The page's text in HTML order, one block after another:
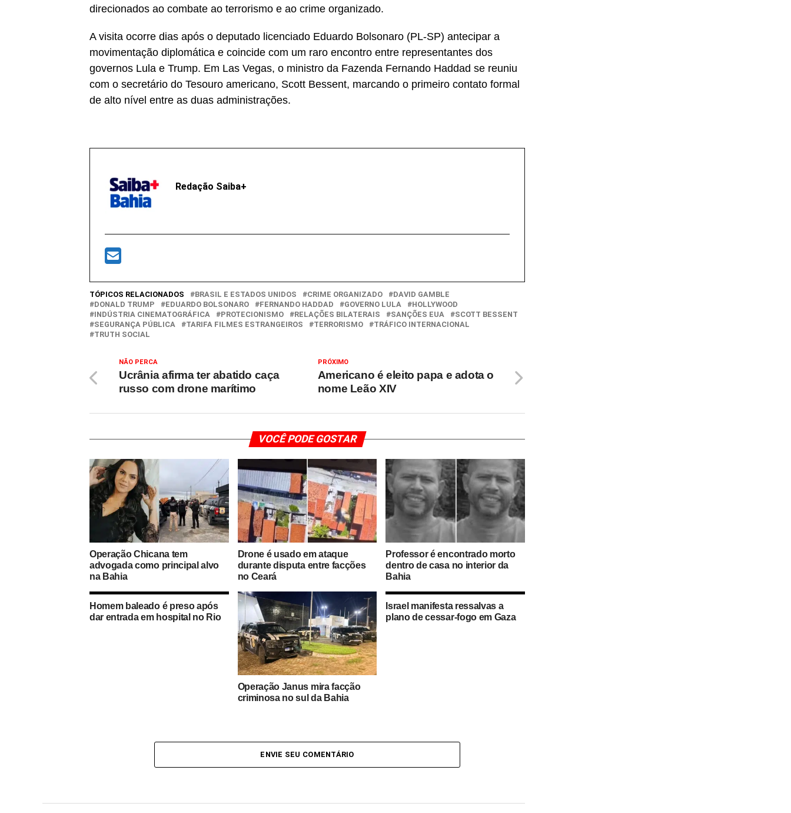
direcionados ao combate ao terrorismo e ao crime organizado.
A visita ocorre dias após o deputado licenciado Eduardo Bolsonaro (PL-SP) antecipar a
movimentação diplomática e coincide com um raro encontro entre representantes dos
governos Lula e Trump. Em Las Vegas, o ministro da Fazenda Fernando Haddad se reuniu
com o secretário do Tesouro americano, Scott Bessent, marcando o primeiro contato formal
de alto nível entre as duas administrações.
Redação Saiba+
TÓPICOS RELACIONADOS BRASIL E ESTADOS UNIDOS CRIME ORGANIZADO
DAVID GAMBLE
DONALD TRUMP
EDUARDO BOLSONARO FERNANDO HADDAD GOVERNO LULA
HOLLYWOOD
INDÚSTRIA CINEMATOGRÁFICA
PROTECIONISMO RELAÇÕES BILATERAIS SANÇÕES EUA
SCOTT BESSENT
SEGURANÇA PÚBLICA
TARIFA FILMES ESTRANGEIROS TERRORISMO
TRÁFICO INTERNACIONAL
TRUTH SOCIAL
PRÓXIMO
Americano é eleito papa e adota o
nome Leão XIV
NÃO PERCA
Ucrânia afirma ter abatido caça
russo com drone marítimo
VOCÊ PODE GOSTAR
Operação Chicana tem
advogada como principal alvo
na Bahia
Drone é usado em ataque
durante disputa entre facções
no Ceará
Professor é encontrado morto
dentro de casa no interior da
Bahia
Homem baleado é preso após
dar entrada em hospital no Rio
Operação Janus mira facção
criminosa no sul da Bahia
Israel manifesta ressalvas a
plano de cessar-fogo em Gaza
ENVIE SEU COMENTÁRIO